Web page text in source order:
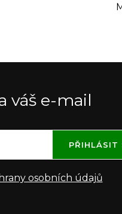
váš e-mail
osobních údajů
PŘIHLÁSIT